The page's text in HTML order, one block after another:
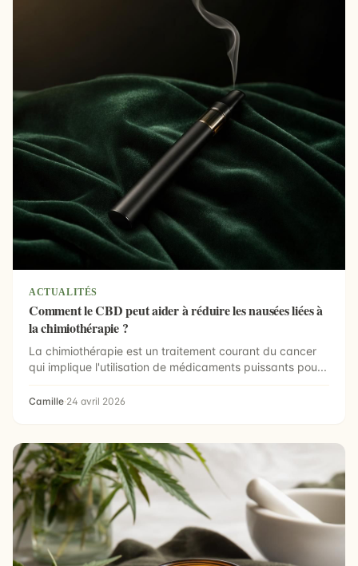
ACTUALITÉS
Comment le CBD peut aider à réduire les nausées liées à
la chimiothérapie ?
La chimiothérapie est un traitement courant du cancer
qui implique l'utilisation de médicaments puissants pou...
Camille·24 avril 2026